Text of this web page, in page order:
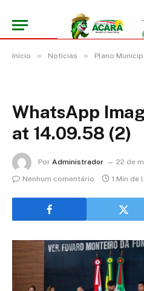
Início » Notícias » Plano Municipal de
WhatsApp
at 14.09.58 (2)
Por Administrador
22 de
Nenhum comentário
1 Min de